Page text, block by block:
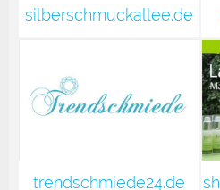
silberschmuckallee.de
trendschmiede24.de